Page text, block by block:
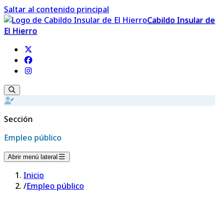
Saltar al contenido principal
Cabildo Insular de
El Hierro
Sección
Empleo público
Abrir menú lateral
Inicio
/Empleo público